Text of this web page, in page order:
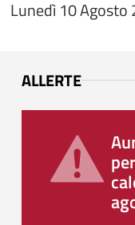
Lunedì 10 Agosto
ALLERTE